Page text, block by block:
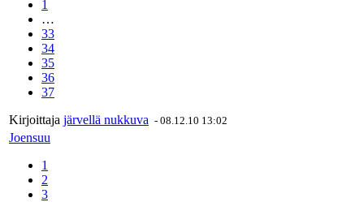
1
…
33
34
35
36
37
Kirjoittaja järvellä nukkuva - 08.12.10 13:02
Joensuu
1
2
3